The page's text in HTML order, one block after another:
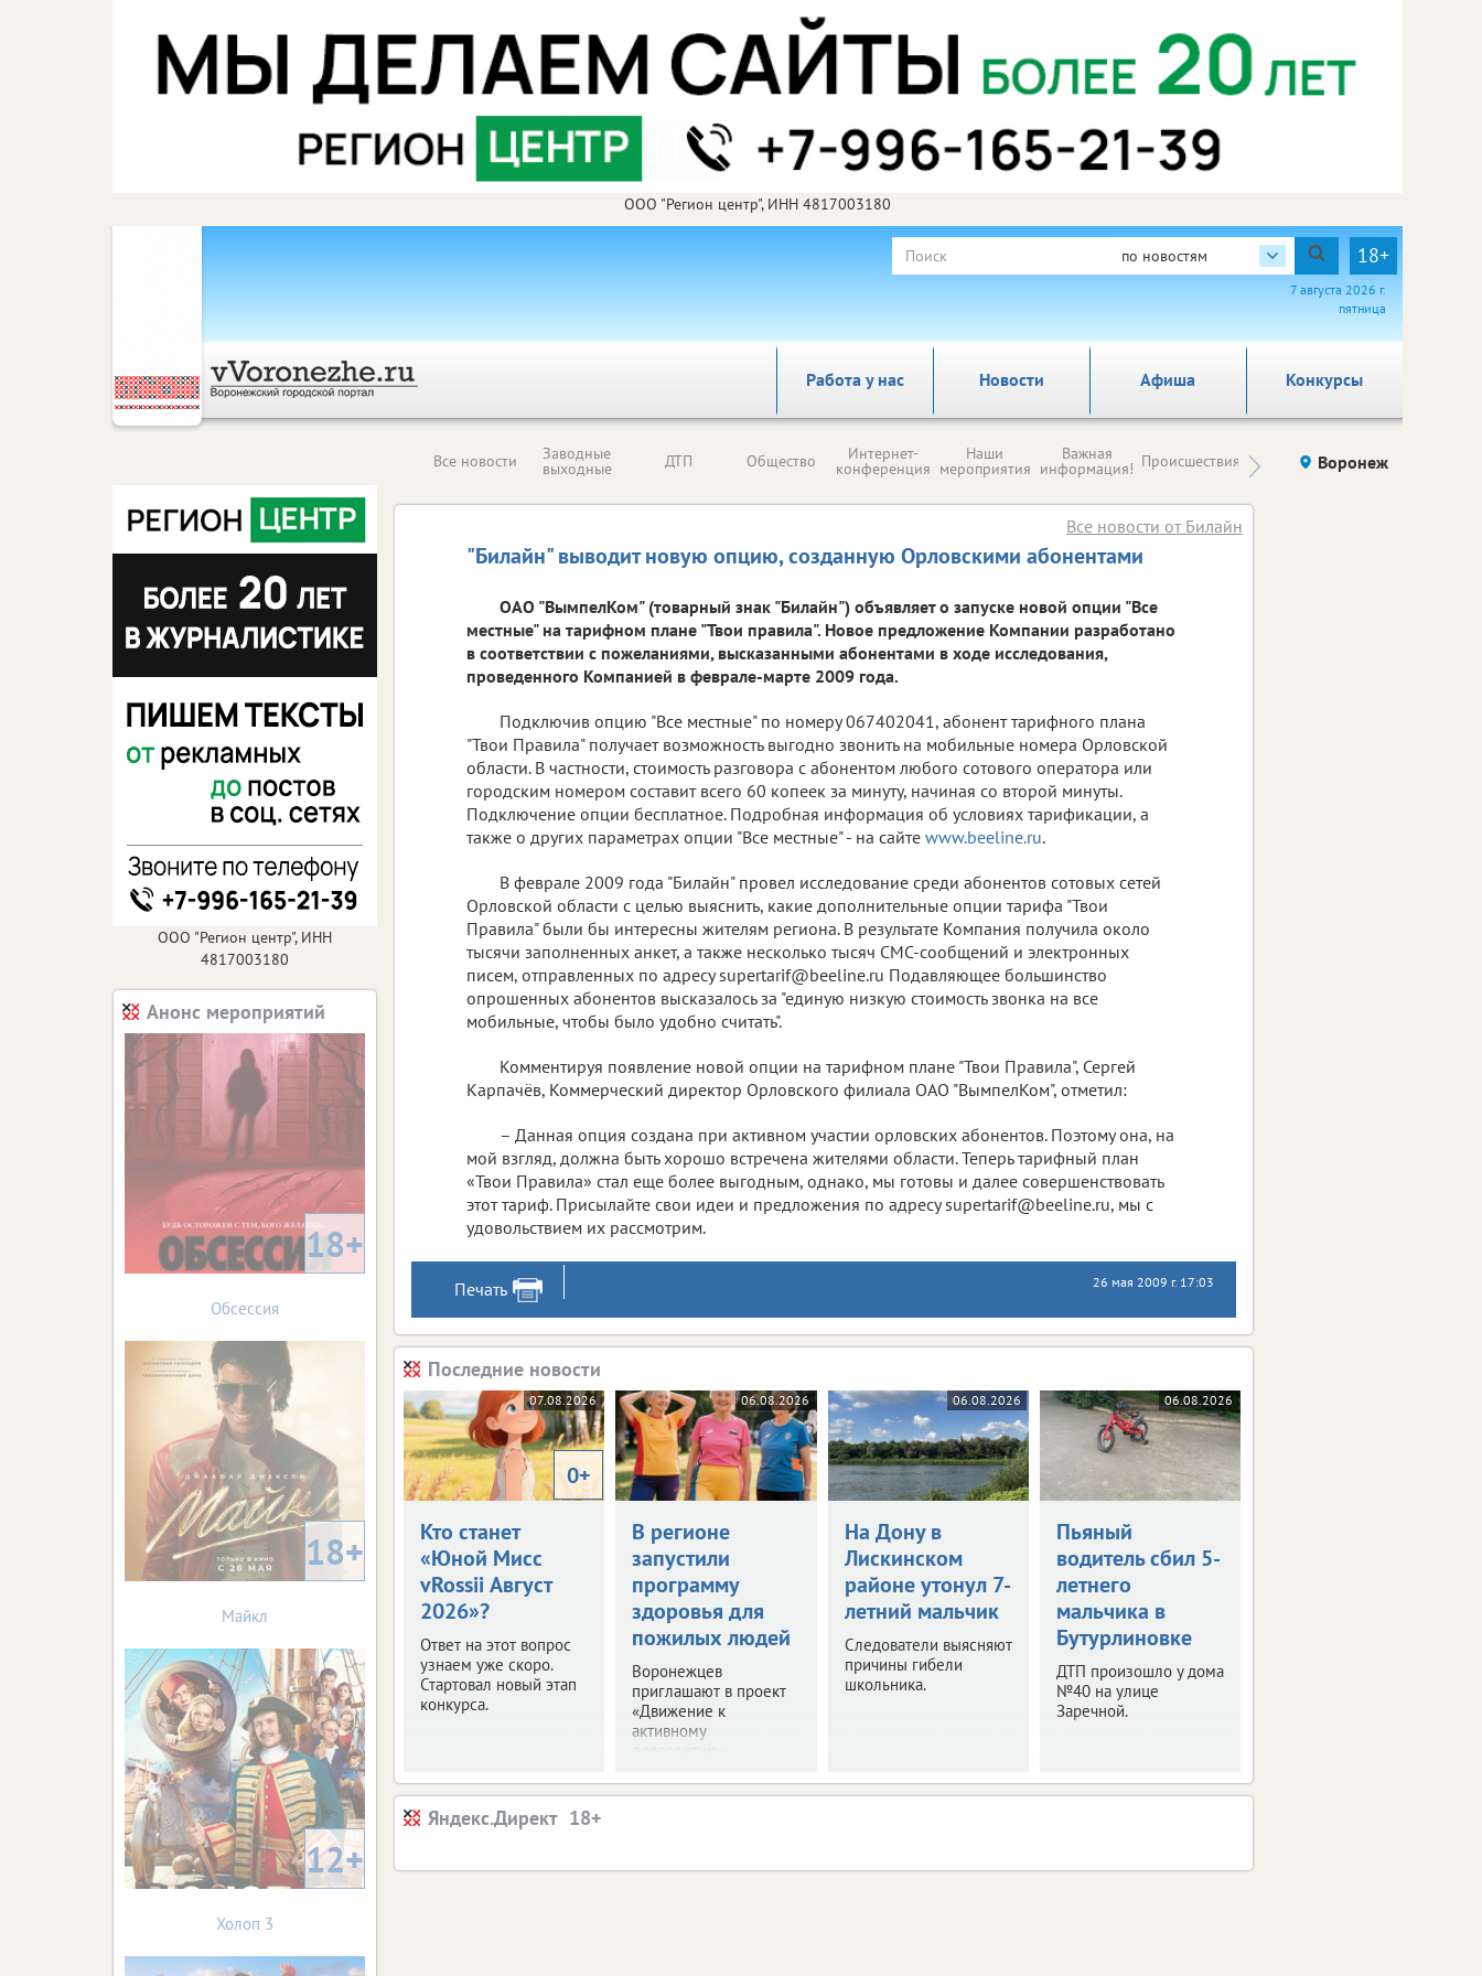
ООО "Регион центр", ИНН 4817003180
по новостям 18+
7 августа 2026 г.
пятница
Работа у нас Новости Афиша Конкурсы
Все новости Заводные
выходные ДТП Общество Интернет-
конференция
Наши
мероприятия
Важная
информация! Происшествия Здоровье компаний (на
Воронеж
"Билайн" выводит новую опцию, созданную Орловскими абонентами
Все новости от Билайн
ОАО "ВымпелКом" (товарный знак "Билайн") объявляет о запуске новой опции "Все
местные" на тарифном плане "Твои правила". Новое предложение Компании разработано
в соответствии с пожеланиями, высказанными абонентами в ходе исследования,
проведенного Компанией в феврале-марте 2009 года.
Подключив опцию "Все местные" по номеру 067402041, абонент тарифного плана
"Твои Правила" получает возможность выгодно звонить на мобильные номера Орловской
области. В частности, стоимость разговора с абонентом любого сотового оператора или
городским номером составит всего 60 копеек за минуту, начиная со второй минуты.
Подключение опции бесплатное. Подробная информация об условиях тарификации, а
также о других параметрах опции "Все местные" - на сайте www.beeline.ru.
В феврале 2009 года "Билайн" провел исследование среди абонентов сотовых сетей
Орловской области с целью выяснить, какие дополнительные опции тарифа "Твои
Правила" были бы интересны жителям региона. В результате Компания получила около
тысячи заполненных анкет, а также несколько тысяч СМС-сообщений и электронных
писем, отправленных по адресу supertarif@beeline.ru Подавляющее большинство
опрошенных абонентов высказалось за "единую низкую стоимость звонка на все
мобильные, чтобы было удобно считать".
Комментируя появление новой опции на тарифном плане "Твои Правила", Сергей
Карпачёв, Коммерческий директор Орловского филиала ОАО "ВымпелКом", отметил:
– Данная опция создана при активном участии орловских абонентов. Поэтому она, на
мой взгляд, должна быть хорошо встречена жителями области. Теперь тарифный план
«Твои Правила» стал еще более выгодным, однако, мы готовы и далее совершенствовать
этот тариф. Присылайте свои идеи и предложения по адресу supertarif@beeline.ru, мы с
удовольствием их рассмотрим.
Печать 26 мая 2009 г. 17:03
Последние новости
07.08.2026
0+
Кто станет
«Юной Мисс
vRossii Август
2026»?
Ответ на этот вопрос
узнаем уже скоро.
Стартовал новый этап
конкурса.
06.08.2026
В регионе
запустили
программу
здоровья для
пожилых людей
Воронежцев
приглашают в проект
«Движение к
активному
06.08.2026
На Дону в
Лискинском
районе утонул 7-
летний мальчик
Следователи выясняют
причины гибели
школьника.
06.08.2026
Пьяный
водитель сбил 5-
летнего
мальчика в
Бутурлиновке
ДТП произошло у дома
№40 на улице
Заречной.
Яндекс.Директ
ООО "Регион центр", ИНН
4817003180
Анонс мероприятий
18+
Обсессия
18+
Майкл
12+
Холоп 3